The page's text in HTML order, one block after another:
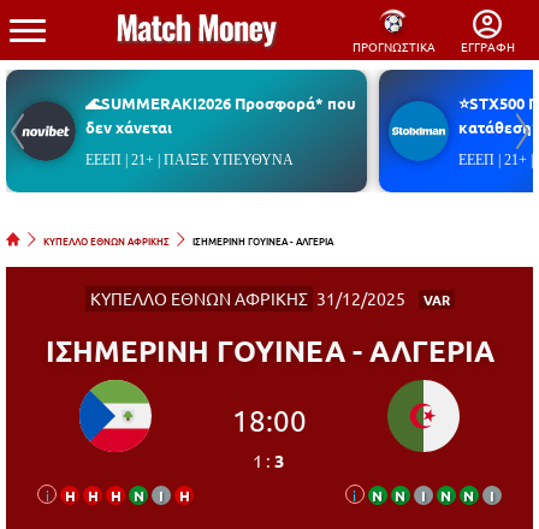
ΠΡΟΓΝΩΣΤΙΚΑ ΕΓΓΡΑΦΗ
🌊SUMMERAKI2026 Προσφορά* που
δεν χάνεται
ΕΕΕΠ | 21+ | ΠΑΙΞΕ ΥΠΕΥΘΥΝΑ
⭐STX500
ΕΕΕΠ | 21+
ΚΥΠΕΛΛΟ ΕΘΝΩΝ ΑΦΡΙΚΗΣ ΙΣΗΜΕΡΙΝΗ ΓΟΥΙΝΕΑ - ΑΛΓΕΡΙΑ
ΚΥΠΕΛΛΟ ΕΘΝΩΝ ΑΦΡΙΚΗΣ 31/12/2025 VAR
ΙΣΗΜΕΡΙΝΗ ΓΟΥΙΝΕΑ - ΑΛΓΕΡΙΑ
i Η Η Η Ν Ι Η
18:00
1 :3
i Ν Ν Ι Ν Ν Ι